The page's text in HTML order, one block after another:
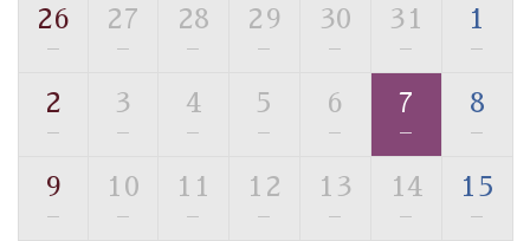
・就寝用パジャマをご用意
・環境に配慮したアメニティをご用意
・駐車場完備
・チェックイン15時、チェックアウト10時
【お食事】
・朝夕個室料亭で個室食
26
—
27
—
28
—
29
—
30
—
31
—
1
—
2
—
3
—
4
—
5
—
6
—
7
—
8
—
9
—
10
—
11
—
12
—
13
—
14
—
15
—